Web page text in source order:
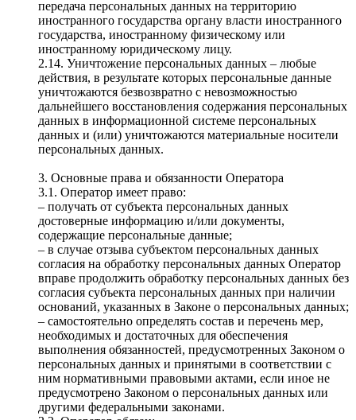
передача персональных данных на территорию
иностранного государства органу власти иностранного
государства, иностранному физическому или
иностранному юридическому лицу.
2.14. Уничтожение персональных данных – любые
действия, в результате которых персональные данные
уничтожаются безвозвратно с невозможностью
дальнейшего восстановления содержания персональных
данных в информационной системе персональных
данных и (или) уничтожаются материальные носители
персональных данных.
3. Основные права и обязанности Оператора
3.1. Оператор имеет право:
– получать от субъекта персональных данных
достоверные информацию и/или документы,
содержащие персональные данные;
– в случае отзыва субъектом персональных данных
согласия на обработку персональных данных Оператор
вправе продолжить обработку персональных данных без
согласия субъекта персональных данных при наличии
оснований, указанных в Законе о персональных данных;
– самостоятельно определять состав и перечень мер,
необходимых и достаточных для обеспечения
выполнения обязанностей, предусмотренных Законом о
персональных данных и принятыми в соответствии с
ним нормативными правовыми актами, если иное не
предусмотрено Законом о персональных данных или
другими федеральными законами.